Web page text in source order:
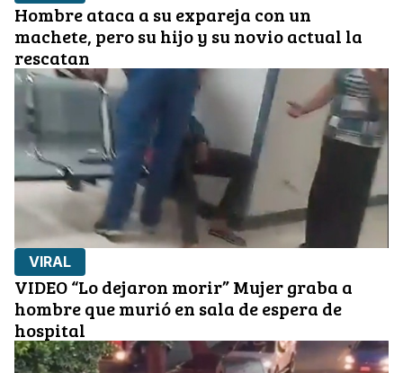
Hombre ataca a su expareja con un
machete, pero su hijo y su novio actual la
rescatan
VIRAL
VIDEO “Lo dejaron morir” Mujer graba a
hombre que murió en sala de espera de
hospital